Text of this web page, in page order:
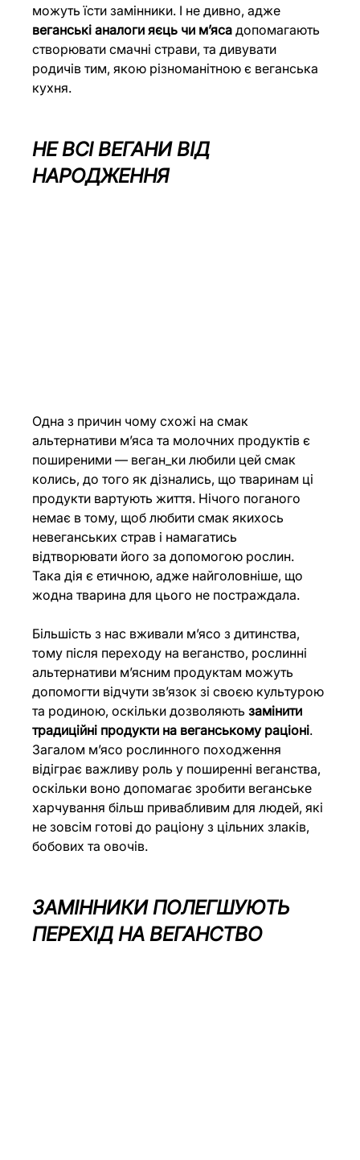
можуть їсти замінники. І не дивно, адже
веганські аналоги яєць чи м’яса допомагають
створювати смачні страви, та дивувати
родичів тим, якою різноманітною є веганська
кухня.
НЕ ВСІ ВЕГАНИ ВІД
НАРОДЖЕННЯ
Одна з причин чому схожі на смак
альтернативи м’яса та молочних продуктів є
поширеними — веган_ки любили цей смак
колись, до того як дізнались, що тваринам ці
продукти вартують життя. Нічого поганого
немає в тому, щоб любити смак якихось
невеганських страв і намагатись
відтворювати його за допомогою рослин.
Така дія є етичною, адже найголовніше, що
жодна тварина для цього не постраждала.
Більшість з нас вживали м’ясо з дитинства,
тому після переходу на веганство, рослинні
альтернативи м’ясним продуктам можуть
допомогти відчути зв’язок зі своєю культурою
та родиною, оскільки дозволяють замінити
традиційні продукти на веганському раціоні.
Загалом м’ясо рослинного походження
відіграє важливу роль у поширенні веганства,
оскільки воно допомагає зробити веганське
харчування більш привабливим для людей, які
не зовсім готові до раціону з цільних злаків,
бобових та овочів.
ЗАМІННИКИ ПОЛЕГШУЮТЬ
ПЕРЕХІД НА ВЕГАНСТВО